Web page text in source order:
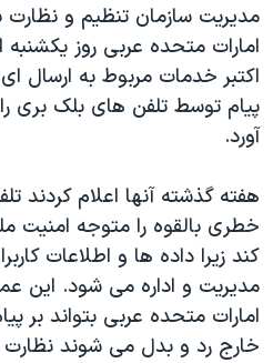
حقوق شهروندی
اقتصادی
علم و فناوری
اسرائیل در جنگ
گالری عکس
آرشیو پخش زنده
انتخابات ریاست جمهوری آمریکا ۲۰۲۴
حمله جمهوری اسلامی به اسرائیل
رمز مهسا
ورزش زنان در ایران
اعتراضات زن، زندگی، آزادی
مجموعه مستندهای دادخواهی
تریبونال مردمی آبان ۹۸
دادگاه حمید نوری
چهل سال گروگان‌گیری
زبانهای مختلف
مدیریت سازمان تنظیم و نظارت
اکتبر خدمات مربوط به ارسال
پیام توسط تلفن های بلک بری
آورد.
هفته گذشته آنها اعلام کردند
خطری بالقوه را متوجه امنیت
کند زیرا داده ها و اطلاعات
مدیریت و اداره می شود. این
امارات متحده عربی بتواند بر
خارج رد و بدل می شوند نظارت